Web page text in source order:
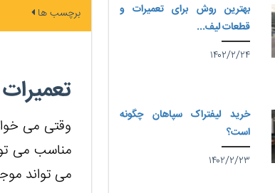
برچسب ها
وقتی می
مناسب می
می تواند
بهترین روش برای تعمیرات و
قطعات لیف...
۱۴۰۲/۲/۲۴
خرید لیفتراک سپاهان چگونه
است؟
۱۴۰۲/۲/۲۳